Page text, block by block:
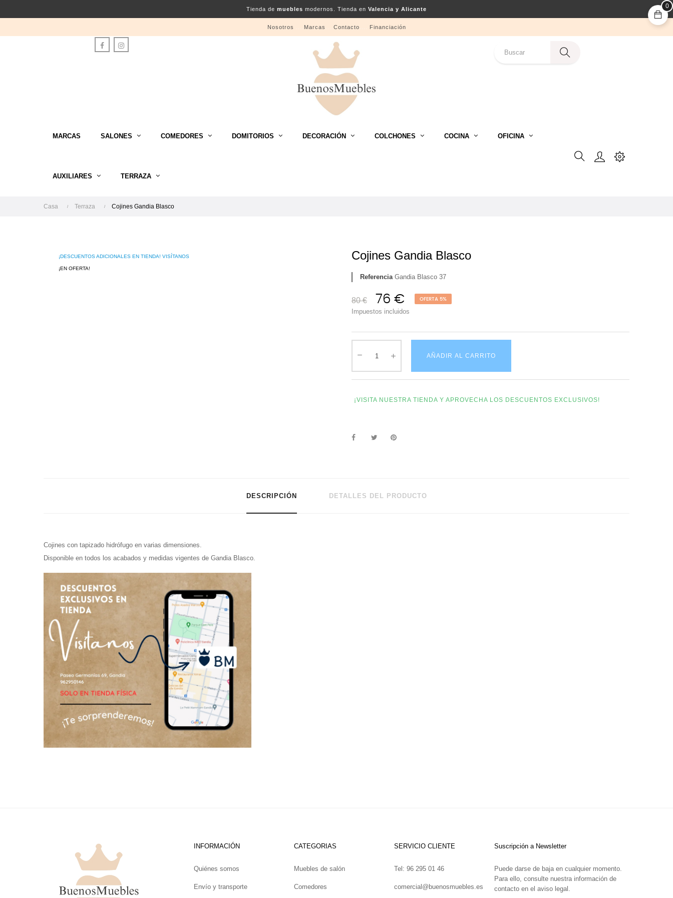
Tienda de muebles modernos. Tienda en Valencia y Alicante
Nosotros Marcas Contacto Financiación
Facebook
MARCAS SALONES COMEDORES DOMITORIOS DECORACIÓN COLCHONES COCINA OFICINA
AUXILIARES TERRAZA
Casa Terraza Cojines Gandia Blasco
¡DESCUENTOS ADICIONALES EN TIENDA! VISÍTANOS
¡EN OFERTA!
Cojines Gandia Blasco
Referencia Gandia Blasco 37
80 € 76 € OFERTA 5%
Impuestos incluidos
AÑADIR AL CARRITO
¡VISITA NUESTRA TIENDA Y APROVECHA LOS DESCUENTOS EXCLUSIVOS!
DESCRIPCIÓN DETALLES DEL PRODUCTO
Cojines con tapizado hidrófugo en varias dimensiones.
Disponible en todos los acabados y medidas vigentes de Gandia Blasco.
INFORMACIÓN
Quiénes somos
Envío y transporte
CATEGORIAS
Muebles de salón
Comedores
SERVICIO CLIENTE
Tel: 96 295 01 46
comercial@buenosmuebles.es
Suscripción a Newsletter
Puede darse de baja en cualquier momento.
Para ello, consulte nuestra información de
contacto en el aviso legal.
0